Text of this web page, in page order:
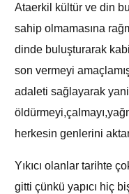
Ataerkil kültür ve din
sahip olmamasına
dinde buluşturarak
son vermeyi
adaleti sağlayarak yani
herkesin genlerini
Yıkıcı olanlar tarihte
gitti çünkü yapıcı hiç